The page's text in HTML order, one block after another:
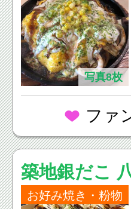
写真8枚
ファ
築地銀だこ
お好み焼き・粉物